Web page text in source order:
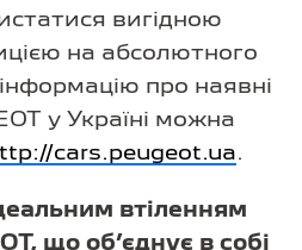
вигідною
на абсолютного
про наявні
у Україні можна
cars.peugeot.ua.
втіленням
що об’єднує в собі